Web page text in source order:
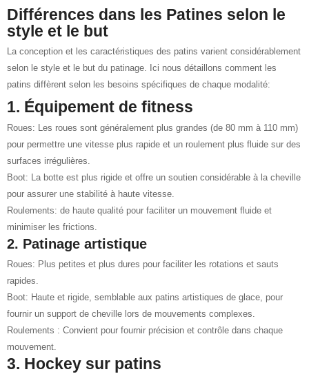
Différences dans les Patines selon le
style et le but
La conception et les caractéristiques des patins varient considérablement
selon le style et le but du patinage. Ici nous détaillons comment les
patins diffèrent selon les besoins spécifiques de chaque modalité:
1. Équipement de fitness
Roues: Les roues sont généralement plus grandes (de 80 mm à 110 mm)
pour permettre une vitesse plus rapide et un roulement plus fluide sur des
surfaces irrégulières.
Boot: La botte est plus rigide et offre un soutien considérable à la cheville
pour assurer une stabilité à haute vitesse.
Roulements: de haute qualité pour faciliter un mouvement fluide et
minimiser les frictions.
2. Patinage artistique
Roues: Plus petites et plus dures pour faciliter les rotations et sauts
rapides.
Boot: Haute et rigide, semblable aux patins artistiques de glace, pour
fournir un support de cheville lors de mouvements complexes.
Roulements : Convient pour fournir précision et contrôle dans chaque
mouvement.
3. Hockey sur patins